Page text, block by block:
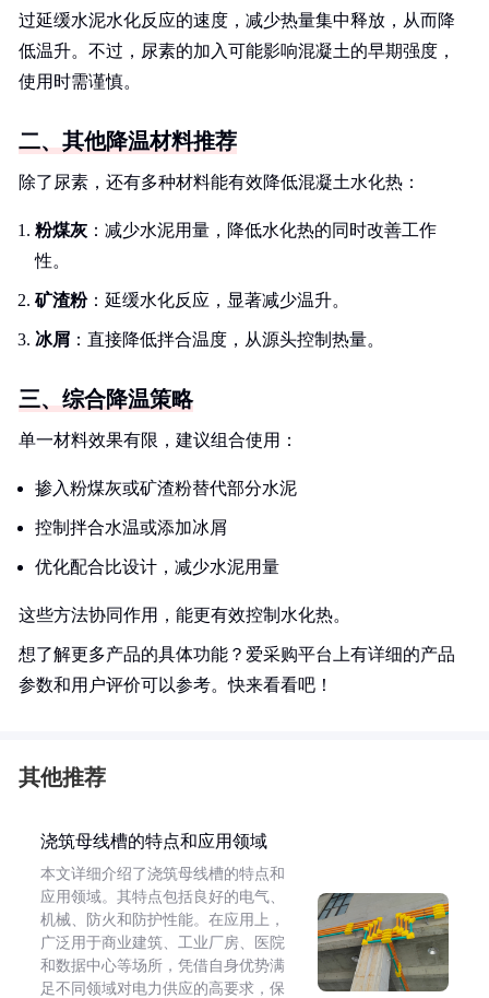
过延缓水泥水化反应的速度，减少热量集中释放，从而降
低温升。不过，尿素的加入可能影响混凝土的早期强度，
使用时需谨慎。
二、其他降温材料推荐
除了尿素，还有多种材料能有效降低混凝土水化热：
粉煤灰 ：减少水泥用量，降低水化热的同时改善工作
性。
矿渣粉：延缓水化反应，显著减少温升。
冰屑 ：直接降低拌合温度，从源头控制热量。
三、综合降温策略
单一材料效果有限，建议组合使用：
掺入粉煤灰或矿渣粉替代部分水泥
控制拌合水温或添加冰屑
优化配合比设计，减少水泥用量
这些方法协同作用，能更有效控制水化热。
想了解更多产品的具体功能？爱采购平台上有详细的产品
参数和用户评价可以参考。快来看看吧！
其他推荐
浇筑母线槽的特点和应用领域
本文详细介绍了浇筑母线槽的特点和
应用领域。其特点包括良好的电气、
机械、防火和防护性能。在应用上，
广泛用于商业建筑、工业厂房、医院
和数据中心等场所，凭借自身优势满
足不同领域对电力供应的高要求，保